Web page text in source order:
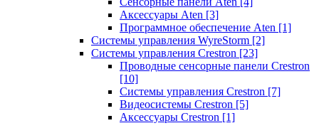
Аксессуары Aten [3]
Программное обеспечение Aten [1]
Системы управления WyreStorm [2]
Системы управления Crestron [23]
Проводные сенсорные панели Crestron
[10]
Системы управления Crestron [7]
Видеосистемы Crestron [5]
Аксессуары Crestron [1]